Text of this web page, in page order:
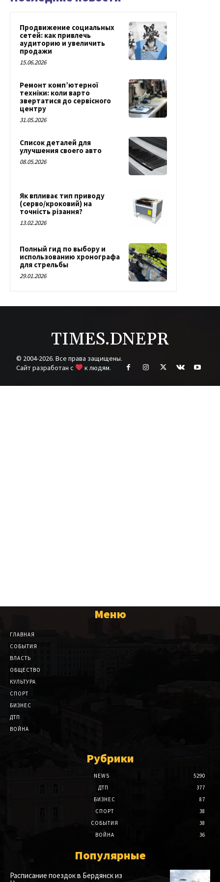
Продвижение социальных
сетей: как привлечь
аудиторию и увеличить
продажи
15.06.2026
Ремонт комп’ютерної
техніки: коли варто
звертатися до сервісного
центру
31.05.2026
Список деталей для
улучшения своего авто
08.05.2026
Як впливає тип приводу
(серво/кроковий) на
точність різання?
13.02.2026
Полный гид по выбору и
использованию хронографа
для стрельбы
29.01.2026
TIMES.DNEPR
© 2004-2026. Все права защищены.
Cайт разработан с
к людям.
Меню
ГЛАВНАЯ
СОБЫТИЯ
ВЛАСТЬ
ОБЩЕСТВО
КУЛЬТУРА
СПОРТ
БИЗНЕС
ДТП
ВОЙНА
Рубрики
NEWS
5290
ДТП
377
БИЗНЕС
87
СПОРТ
38
СОБЫТИЯ
38
ВОЙНА
36
Популярные
Расписание поездок в Бердянск из